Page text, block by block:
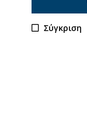
Σύγκριση